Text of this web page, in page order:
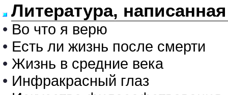
Литература,
• Во что я верю
• Есть ли жизнь после смерти
• Жизнь в средние века
• Инфракрасный глаз